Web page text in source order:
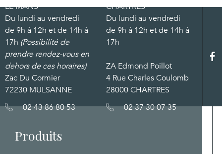
Produits
LE MANS
Du lundi au vendredi
de 9h à 12h et de 14h à
17h (Possibilité de
prendre rendez-vous en
dehors de ces horaires)
Zac Du Cormier
72230 MULSANNE
02 43 86 80 53
CHARTRES
Du lundi au vendredi
de 9h à 12h et de 14h à
17h
ZA Edmond Poillot
4 Rue Charles Coulomb
28000 CHARTRES
02 37 30 07 35